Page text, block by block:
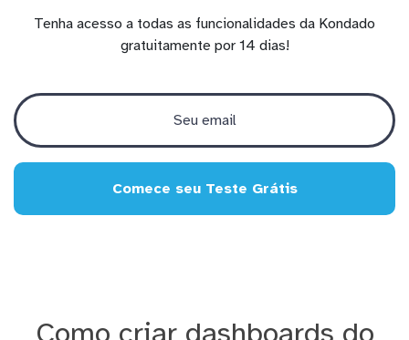
Tenha acesso a todas as funcionalidades da Kondado
gratuitamente por 14 dias!
Comece seu Teste Grátis